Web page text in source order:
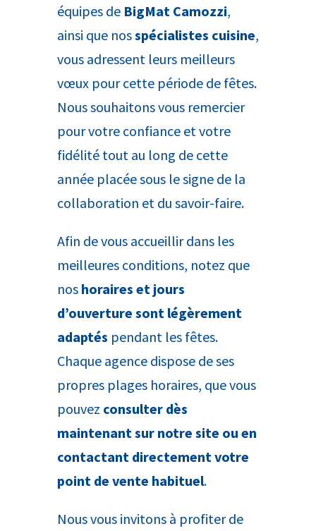
équipes de BigMat Camozzi,
ainsi que nosspécialistes cuisine,
vous adressent leurs meilleurs
vœux pour cette période de fêtes.
Nous souhaitons vous remercier
pour votre confiance et votre
fidélité tout au long de cette
année placée sous le signe de la
collaboration et du savoir-faire.
Afin de vous accueillir dans les
meilleures conditions, notez que
nos horaires et jours
d’ouverture sont légèrement
adaptés pendant les fêtes.
Chaque agence dispose de ses
propres plages horaires, que vous
pouvez consulter dès
maintenant sur notre site ou en
contactant directement votre
point de vente habituel.
Nous vous invitons à profiter de